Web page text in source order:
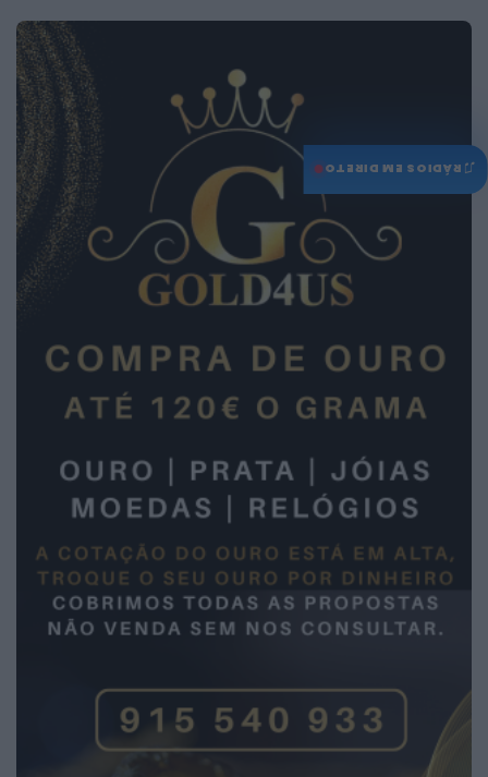
♫
RÁDIOS EM DIRETO